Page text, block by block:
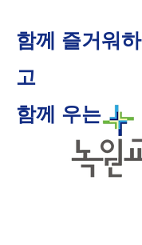
함께 즐거워하
고
​함께 우는